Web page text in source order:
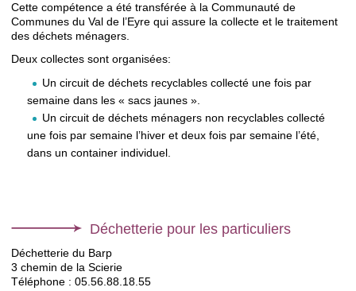
Cette compétence a été transférée à la Communauté de
Communes du Val de l’Eyre qui assure la collecte et le traitement
des déchets ménagers.
Deux collectes sont organisées:
Un circuit de déchets recyclables collecté une fois par
semaine dans les « sacs jaunes ».
Un circuit de déchets ménagers non recyclables collecté
une fois par semaine l’hiver et deux fois par semaine l’été,
dans un container individuel.
Déchetterie pour les particuliers
Déchetterie du Barp
3 chemin de la Scierie
Téléphone : 05.56.88.18.55